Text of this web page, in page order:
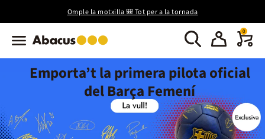
Omple la motxilla 🎒 Tot per a la tornada
0
Emporta’t la primera pilota oficial
del Barça Femení